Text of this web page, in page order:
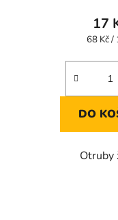
17
Měrná
68 Kč /
DO
Otruby